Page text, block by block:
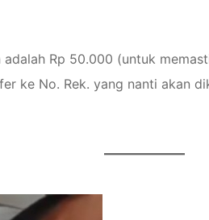
Rp 50.000 (untuk
ke No. Rek. yang nanti akan